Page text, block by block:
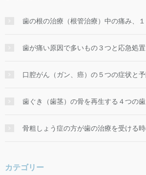
歯の根の治療（根管治療）中の痛み、
歯が痛い原因で多いもの３つと応急処置
口腔がん（ガン、癌）の５つの症状と
歯ぐき（歯茎）の骨を再生する４つの歯
骨粗しょう症の方が歯の治療を受ける
カテゴリー